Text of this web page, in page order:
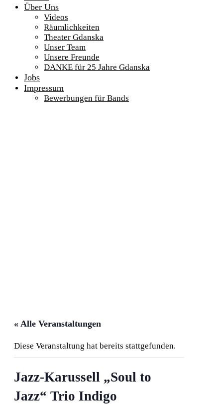
Über Uns
Videos
Räumlichkeiten
Theater Gdanska
Unser Team
Unsere Freunde
DANKE für 25 Jahre Gdanska
Jobs
Impressum
Bewerbungen für Bands
« Alle Veranstaltungen
Diese Veranstaltung hat bereits stattgefunden.
Jazz-Karussell „Soul to
Jazz“ Trio Indigo